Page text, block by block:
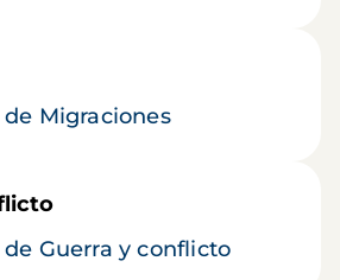
Migraciones
Guerra y conflicto